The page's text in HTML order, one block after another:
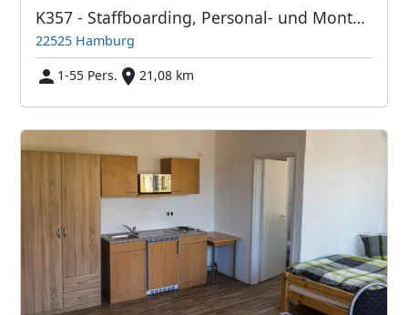
K357 - Staffboarding, Personal- und Monteurzimmer Hamburg (Vermittlung und Vermietung)
22525 Hamburg
1-55 Pers.
21,08 km